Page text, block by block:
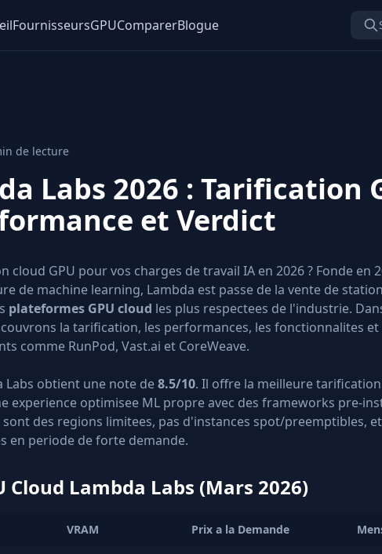
FournisseursGPUComparerBlogue
de lecture
Labs 2026 : Tarification
et Verdict
cloud GPU pour vos charges de travail IA en 2026 ? Fonde en
de machine learning, Lambda est passe de la vente de
plateformes GPU cloud les plus respectees de l'industrie.
la tarification, les performances, les fonctionnalites
comme RunPod, Vast.ai et CoreWeave.
Labs obtient une note de8.5/10. Il offre la meilleure
experience optimisee ML propre avec des frameworks pre-
des regions limitees, pas d'instances spot/preemptibles,
en periode de forte demande.
Cloud Lambda Labs (Mars 2026)
VRAM Prix a la Demande